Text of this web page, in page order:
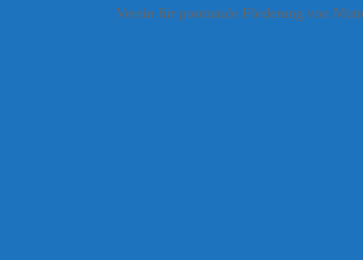
Verein für postnatale Förderung von